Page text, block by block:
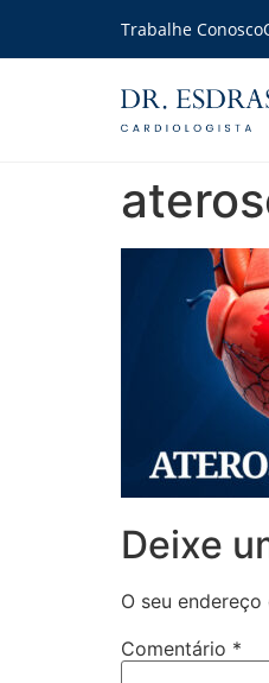
Trabalhe Conosco
Deixe
O seu
Comentário *